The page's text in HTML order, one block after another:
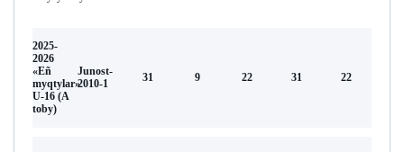
2025-
2026
«Eñ
myqtylar»
U-16 (А
toby)
Junost-
2010-1
31 9 22 31 22